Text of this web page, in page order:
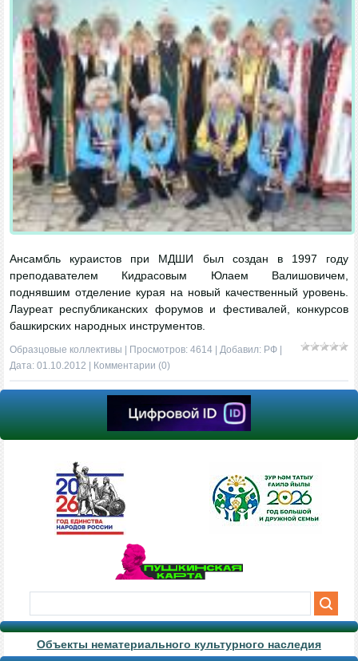
Ансамбль кураистов при МДШИ был создан в 1997 году
преподавателем Кидрасовым Юлаем Валишовичем,
поднявшим отделение курая на новый качественный уровень.
Лауреат республиканских форумов и фестивалей, конкурсов
башкирских народных инструментов.
Образцовые коллективы | Просмотров: 4614 | Добавил: РФ
Дата: 01.10.2012 Комментарии (0)
Объекты нематериального культурного наследия